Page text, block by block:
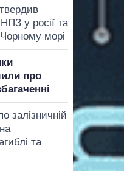
у росії та
морі
про
залізничній
та